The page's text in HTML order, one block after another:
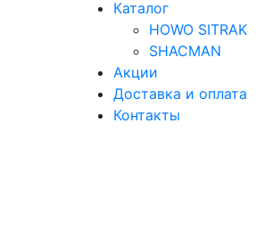
Каталог
HOWO SITRAK
SHACMAN
Акции
Доставка и оплата
Контакты